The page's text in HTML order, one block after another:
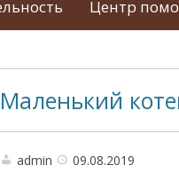
Центр
Маленький
admin 09.08.2019